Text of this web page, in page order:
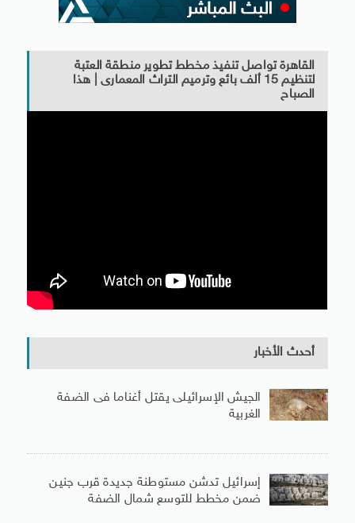
القاهرة تواصل تنفيذ مخطط تطوير منطقة العتبة
لتنظيم 15 ألف بائع وترميم التراث المعمارى | هذا
الصباح
أحدث الأخبار
الجيش الإسرائيلى يقتل أغناما فى الضفة
الغربية
إسرائيل تدشن مستوطنة جديدة قرب جنين
ضمن مخطط للتوسع شمال الضفة